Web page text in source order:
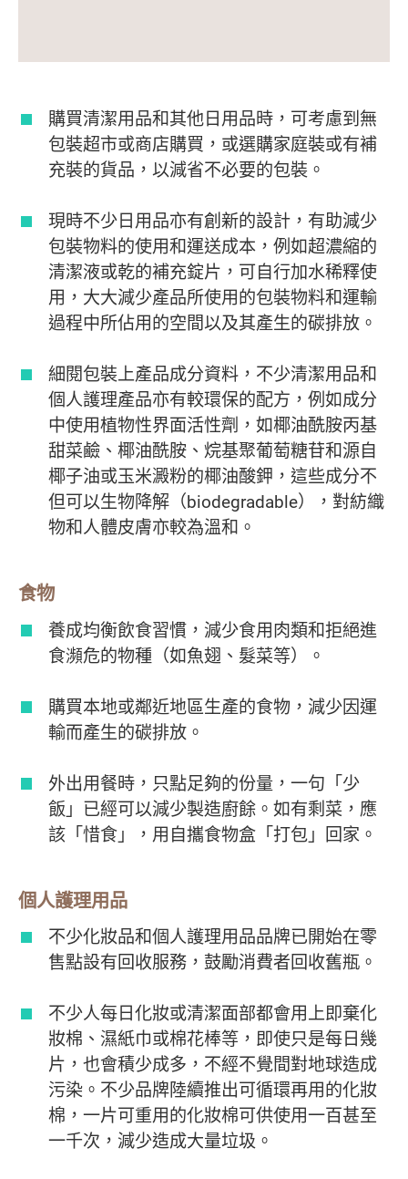
購買清潔用品和其他日用品時，可考慮到無
包裝超市或商店購買，或選購家庭裝或有補
充裝的貨品，以減省不必要的包裝。
現時不少日用品亦有創新的設計，有助減少
包裝物料的使用和運送成本，例如超濃縮的
清潔液或乾的補充錠片，可自行加水稀釋使
用，大大減少產品所使用的包裝物料和運輸
過程中所佔用的空間以及其產生的碳排放。
細閱包裝上產品成分資料，不少清潔用品和
個人護理產品亦有較環保的配方，例如成分
中使用植物性界面活性劑，如椰油酰胺丙基
甜菜鹼、椰油酰胺、烷基聚葡萄糖苷和源自
椰子油或玉米澱粉的椰油酸鉀，這些成分不
但可以生物降解（biodegradable），對紡織
物和人體皮膚亦較為溫和。
食物
養成均衡飲食習慣，減少食用肉類和拒絕進
食瀕危的物種（如魚翅、髮菜等）。
購買本地或鄰近地區生產的食物，減少因運
輸而產生的碳排放。
外出用餐時，只點足夠的份量，一句「少
飯」已經可以減少製造廚餘。如有剩菜，應
該「惜食」，用自攜食物盒「打包」回家。
個人護理用品
不少化妝品和個人護理用品品牌已開始在零
售點設有回收服務，鼓勵消費者回收舊瓶。
不少人每日化妝或清潔面部都會用上即棄化
妝棉、濕紙巾或棉花棒等，即使只是每日幾
片，也會積少成多，不經不覺間對地球造成
污染。不少品牌陸續推出可循環再用的化妝
棉，一片可重用的化妝棉可供使用一百甚至
一千次，減少造成大量垃圾。